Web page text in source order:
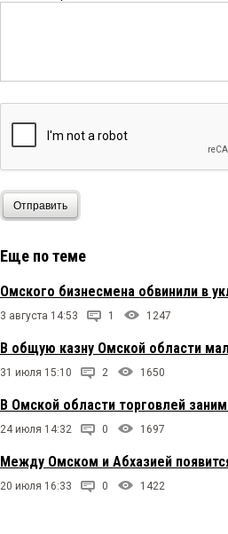
Отправить
Еще по теме
Омского бизнесмена обвинили в
3 августа 14:53 1 1247
В общую казну Омской области
31 июля 15:10 2 1650
В Омской области торговлей
24 июля 14:32 0 1697
Между Омском и Абхазией
20 июля 16:33 0 1422